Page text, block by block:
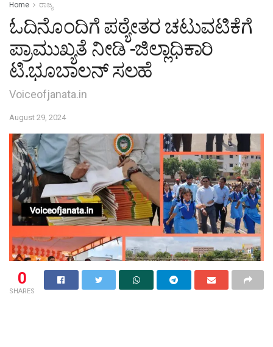
Home ರಾಜ್ಯ
ಓದಿನೊಂದಿಗೆ ಪಠ್ಯೇತರ ಚಟುವಟಿಕೆಗೆ
ಪ್ರಾಮುಖ್ಯತೆ ನೀಡಿ -ಜಿಲ್ಲಾಧಿಕಾರಿ
ಟಿ.ಭೂಬಾಲನ್ ಸಲಹೆ
Voiceofjanata.in
August 29, 2024
0
SHARES